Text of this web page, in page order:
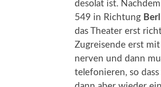
desolat ist.
549 in Richtung
das Theater erst
Zugreisende erst
nerven und dann
telefonieren, so